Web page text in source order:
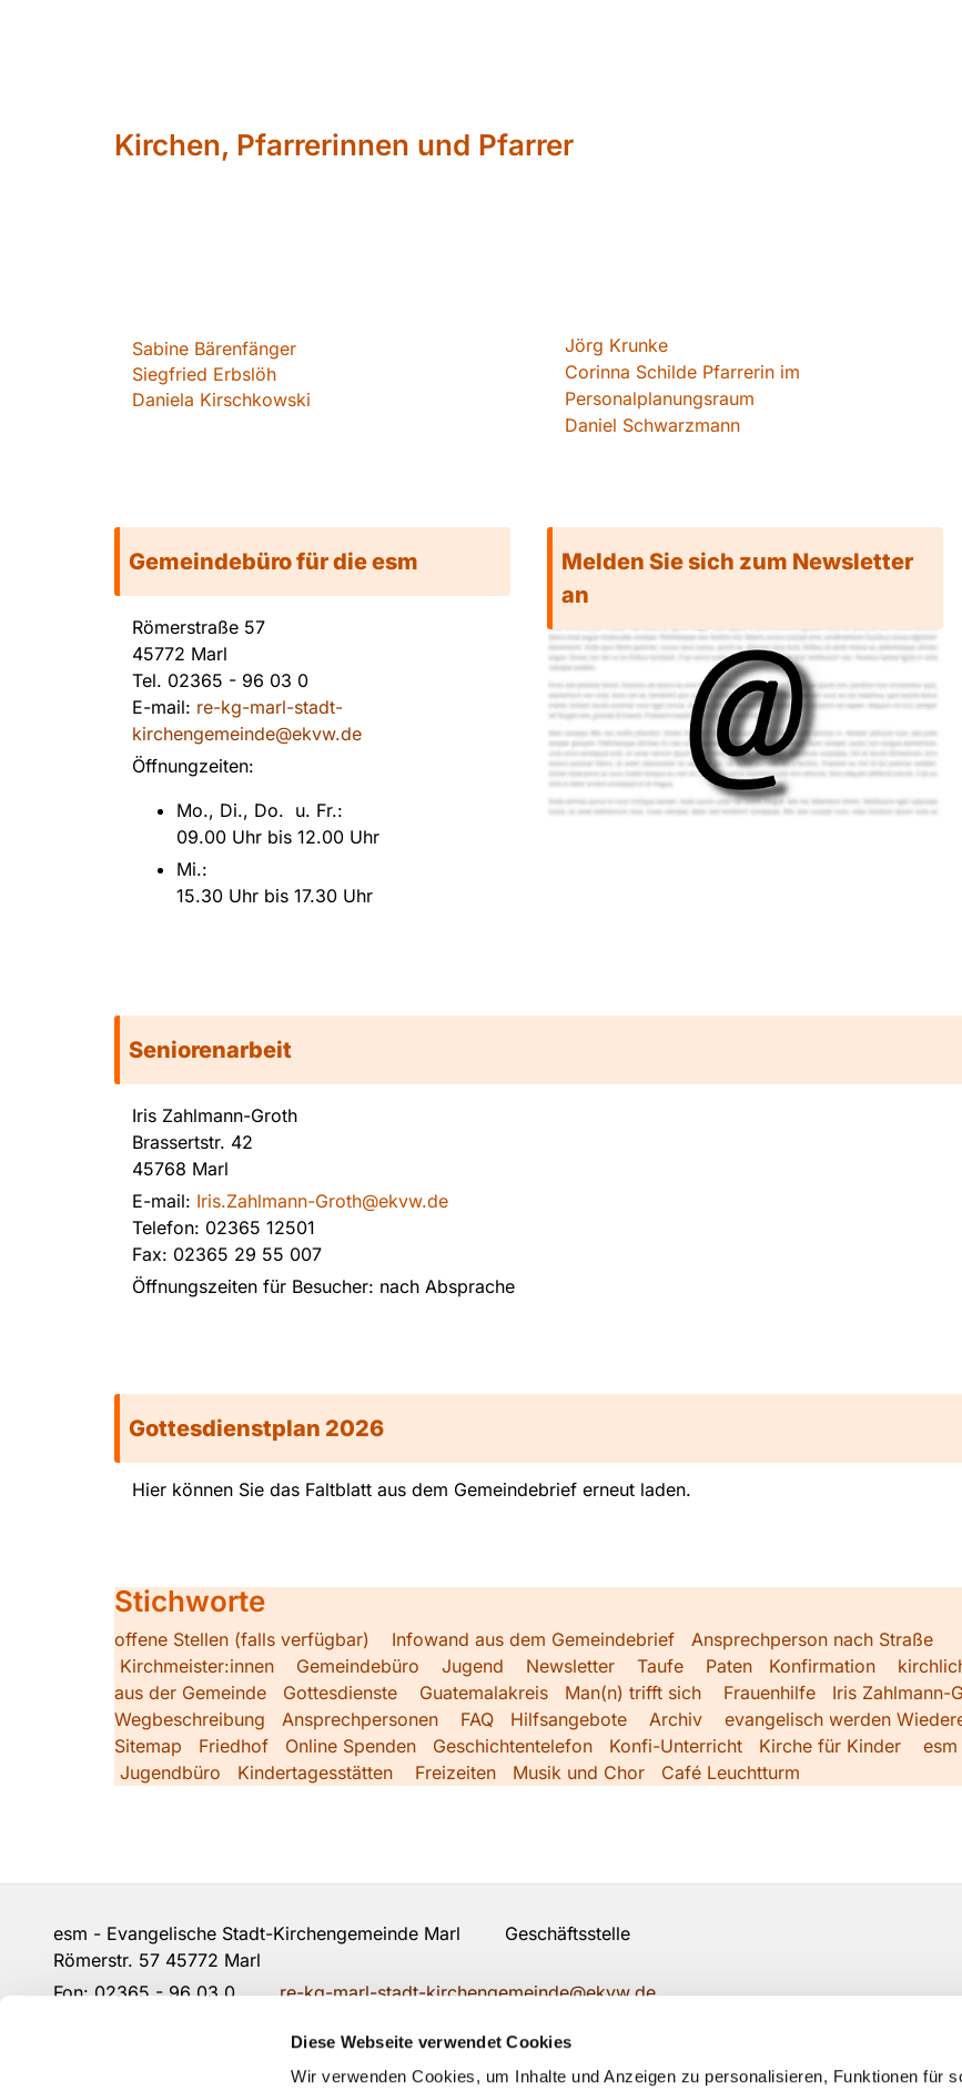
Diese Webseite verwendet Cookies
Wir verwenden Cookies, um Inhalte und Anzeigen zu personalisieren, Funktionen für
Kirchen, Pfarrerinnen und Pfarrer
Sabine Bärenfänger
Siegfried Erbslöh
Daniela Kirschkowski
Jörg Krunke
Corinna Schilde Pfarrerin im
Personalplanungsraum
Daniel Schwarzmann
Gemeindebüro für die esm
Römerstraße 57
45772 Marl
Tel. 02365 - 96 03 0
E-mail: re-kg-marl-stadt-
kirchengemeinde@ekvw.de
Öffnungzeiten:
Mo., Di., Do. u. Fr.:
09.00 Uhr bis 12.00 Uhr
Mi.:
15.30 Uhr bis 17.30 Uhr
Melden Sie sich zum Newsletter
an
Seniorenarbeit
Iris Zahlmann-Groth
Brassertstr. 42
45768 Marl
E-mail: Iris.Zahlmann-Groth@ekvw.de
Telefon: 02365 12501
Fax: 02365 29 55 007
Öffnungszeiten für Besucher: nach Absprache
Gottesdienstplan 2026
Hier können Sie das Faltblatt aus dem Gemeindebrief erneut laden.
Stichworte
offene Stellen (falls verfügbar) Infowand aus dem Gemeindebrief Ansprechperson nach Straße
Kirchmeister:innen
Gemeindebüro Jugend Newsletter Taufe Paten Konfirmation
aus der Gemeinde
Gottesdienste Guatemalakreis Man(n) trifft sich Frauenhilfe Iris Zahlmann-
Wegbeschreibung
Ansprechpersonen FAQ Hilfsangebote Archiv evangelisch werden
Sitemap
Friedhof Online Spenden Geschichtentelefon Konfi-Unterricht Kirche für Kinder esm
Jugendbüro
Kindertagesstätten Freizeiten Musik und Chor Café Leuchtturm
esm - Evangelische Stadt-Kirchengemeinde Marl Geschäftsstelle
Römerstr. 57 45772 Marl
Fon:02365 - 96 03 0 re-kg-marl-stadt-kirchengemeinde@ekvw.de